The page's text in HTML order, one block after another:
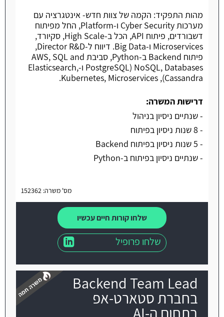
מהות התפקיד: הקמה של צוות חדש- אינטגרציה עם
מערכות Cyber Security ו-Platform, החל מפיתוח
דשבורדים, פיתוח API, הכל ב-High Scale, סקיורד,
Microservices ו-Big Data. דיווח ל-Director R&D,
פיתוח Backend ב-Python, סביבת AWS, SQL and
NoSQL, Databases (PostgreSQL ו-Elasticsearch,
Cassandra), Kubernetes, Microservices.
דרישות המשרה:
- שנתיים ניסיון בניהול
- 8 שנות ניסיון בפיתוח
- 5 שנות ניסיון בפיתוח Backend
- שנתיים ניסיון בפיתוח ב-Python
מס' משרה: 152362
שלחו קורות חיים עכשיו
שלחו פרופיל
Backend Team Lead
בחברת סטארט-אפ
בתחום ה-AI